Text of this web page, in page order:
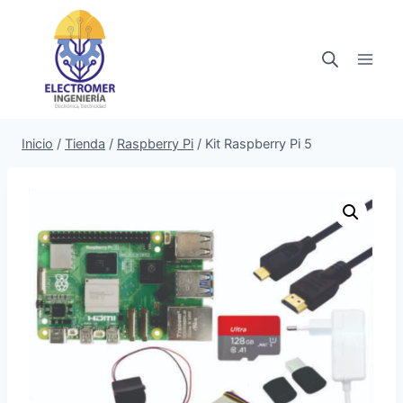
contenido
Inicio / Tienda / Raspberry Pi / Kit Raspberry Pi 5